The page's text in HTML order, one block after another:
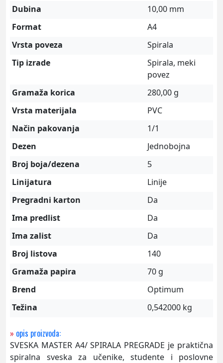
Dubina
10,00 mm
Format
A4
Vrsta poveza
Spirala
Tip izrade
Spirala, meki
povez
Gramaža korica
280,00 g
Vrsta materijala
PVC
Način pakovanja
1/1
Dezen
Jednobojna
Broj boja/dezena
5
Linijatura
Linije
Pregradni karton
Da
Ima predlist
Da
Ima zalist
Da
Broj listova
140
Gramaža papira
70 g
Brend
Optimum
Težina
0,542000 kg
» opis proizvoda:
SVESKA MASTER A4/ SPIRALA PREGRADE je praktična
spiralna sveska za učenike, studente i poslovne